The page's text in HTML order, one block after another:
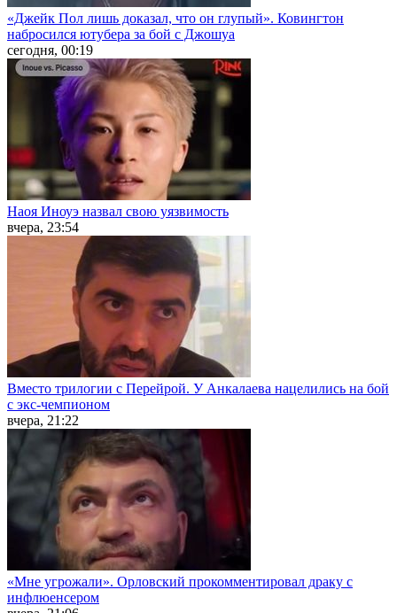
«Джейк Пол лишь доказал, что он глупый». Ковингтон
набросился ютубера за бой с Джошуа
сегодня, 00:19
Наоя Иноуэ назвал свою уязвимость
вчера, 23:54
Вместо трилогии с Перейрой. У Анкалаева нацелились на бой
с экс-чемпионом
вчера, 21:22
«Мне угрожали». Орловский прокомментировал драку с
инфлюенсером